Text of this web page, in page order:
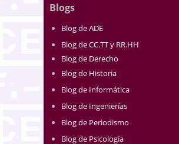
Blogs
Blog de ADE
Blog de CC.TT y RR.HH
Blog de Derecho
Blog de Historia
Blog de Informática
Blog de Ingenierías
Blog de Periodismo
Blog de Psicología